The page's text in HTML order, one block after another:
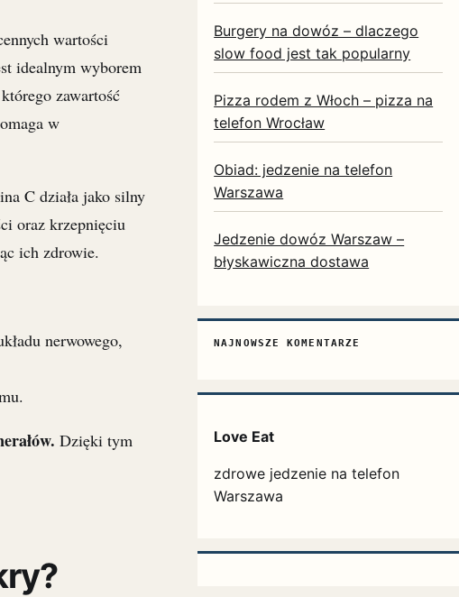
wartości
idealnym wyborem
zawartość
w
C działa jako silny
oraz krzepnięciu
ich zdrowie.
nerwowego,
Dzięki tym
Burgery na dowóz – dlaczego
slow food jest tak popularny
Pizza rodem z Włoch – pizza na
telefon Wrocław
Obiad: jedzenie na telefon
Warszawa
Jedzenie dowóz Warszaw –
błyskawiczna dostawa
NAJNOWSZE KOMENTARZE
Love Eat
zdrowe jedzenie na telefon
Warszawa